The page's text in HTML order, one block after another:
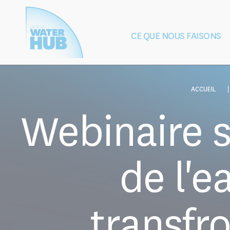
CE QUE NOUS FAISONS
ACCUEIL
Webinaire
de